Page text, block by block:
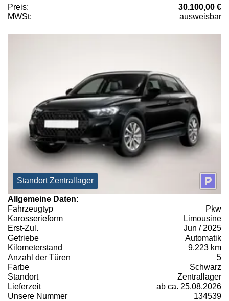
Preis:
30.100,00 €
MWSt:
ausweisbar
Standort Zentrallager
Allgemeine Daten:
Fahrzeugtyp
Pkw
Karosserieform
Limousine
Erst-Zul.
Jun / 2025
Getriebe
Automatik
Kilometerstand
9.223 km
Anzahl der Türen
5
Farbe
Schwarz
Standort
Zentrallager
Lieferzeit
ab ca. 25.08.2026
Unsere Nummer
134539